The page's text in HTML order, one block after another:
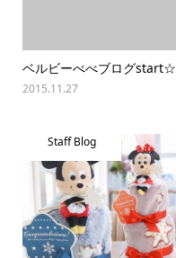
ベルビーべべブログstart☆
2015.11.27
Staff Blog